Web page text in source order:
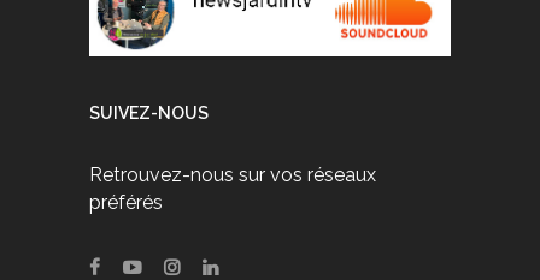
SUIVEZ-NOUS
Retrouvez-nous sur vos réseaux
préférés